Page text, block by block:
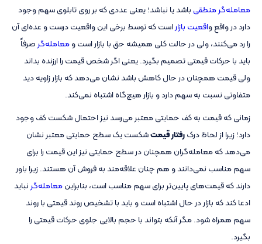
معامله‌گر منطقی باشد یا نباشد؛ یعنی عددی که بر روی تابلوی سهم وجود
دارد در واقع واقعیت بازاراست که توسط برخی این واقعیت درست و عده‌ای آن
را رد می‌کنند، ولی در حالت کلی همیشه حق با بازار است ومعامله‌گر صرفاً
باید با حرکات قیمتی تصمیم بگیرد. یعنی اگر شخص قیمت را ارزنده بداند
ولی قیمت همچنان در حال کاهش باشد نشان می‌دهد که بازار زاویه دید
متفاوتی نسبت به سهم دارد و بازار هیچ‌گاه اشتباه نمی‌کند.
زمانی که قیمت به کف حمایتی معتبر می‌رسد نیز احتمال شکست کف وجود
دارد؛ زیرا از لحاظ درکرفتار قیمتشکست یک سطح حمایتی معتبر نشان
می‌دهد که معامله‌گران همچنان در سطح حمایتی نیز این قیمت را برای
سهم مناسب نمی‌دانند و هم چنان علاقه‌مند به فروش آن هستند. زیرا باور
دارند که قیمت‌های پایین‌تر برای سهم مناسب است، بنابراینمعامله‌گر نباید
ادعا کند که بازار در حال اشتباه است و باید با تشخیص روند قیمتی با روند
سهم همراه شود. مگر آنکه بتواند با حجم بالایی جلوی حرکات قیمتی را
بگیرد.